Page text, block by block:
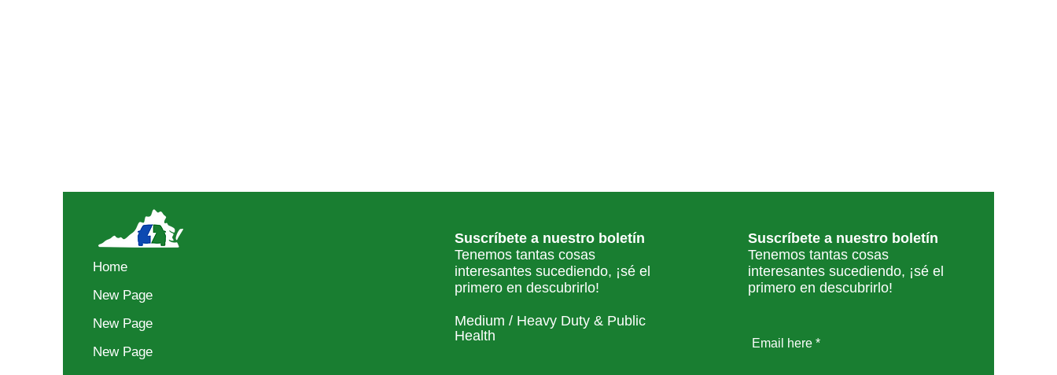
Home
New Page
New Page
New Page
Suscríbete a nuestro boletín
Tenemos tantas cosas
interesantes sucediendo, ¡sé el
primero en descubrirlo!
Medium / Heavy Duty & Public
Health
Suscríbete a nuestro boletín
Tenemos tantas cosas
interesantes sucediendo, ¡sé el
primero en descubrirlo!
Email here